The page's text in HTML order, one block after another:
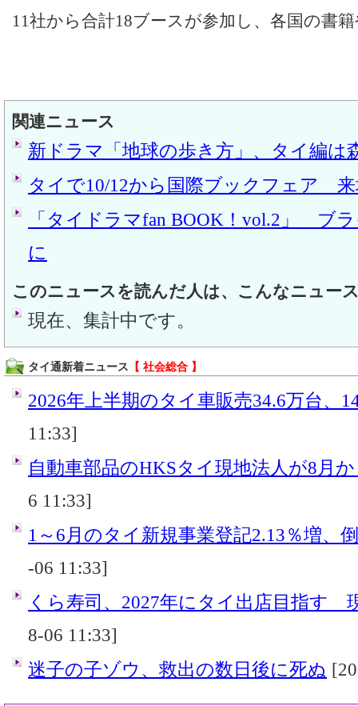
11社から合計18ブースが参加し、各国の書
関連ニュース
新ドラマ「地球の歩き方」、タイ編は
タイで10/12から国際ブックフェア 来
「タイドラマfan BOOK！vol.2」 ブ
に
このニュースを読んだ人は、こんなニュー
現在、集計中です。
タイ通新着ニュース 【 社会総合 】
2026年上半期のタイ車販売34.6万台、
11:33]
自動車部品のHKSタイ現地法人が8月
6 11:33]
1～6月のタイ新規事業登記2.13％増、
-06 11:33]
くら寿司、2027年にタイ出店目指す
8-06 11:33]
迷子の子ゾウ、救出の数日後に死ぬ